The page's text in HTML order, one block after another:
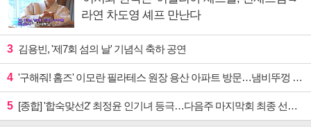
라연 차도영 셰프 만난다
3 김용빈, '제7회 섬의 날' 기념식 축하 공연
4 '구해줘! 홈즈' 이모란 필라테스 원장 용산 아파트 방문…냄비뚜껑 운동법 소개
5 [종합] '합숙맞선2' 최정윤 인기녀 등극…다음주 마지막회 최종 선택 예고